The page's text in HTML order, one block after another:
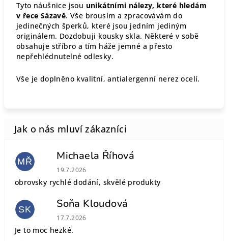
Tyto náušnice jsou unikátními nálezy, které hledám
v řece Sázavě. Vše brousím a zpracovávám do
jedinečných šperků, které jsou jedním jediným
originálem. Dozdobuji kousky skla. Některé v sobě
obsahuje stříbro a tím háže jemné a přesto
nepřehlédnutelné odlesky.
Vše je doplněno kvalitní, antialergenní nerez ocelí.
MŘ Michaela Říhová
Hodnocení obchodu je 5 z 5 hvězdiček.
19.7.2026
obrovsky rychlé dodání, skvělé produkty
SK Soňa Kloudová
Hodnocení obchodu je 5 z 5 hvězdiček.
17.7.2026
Je to moc hezké.